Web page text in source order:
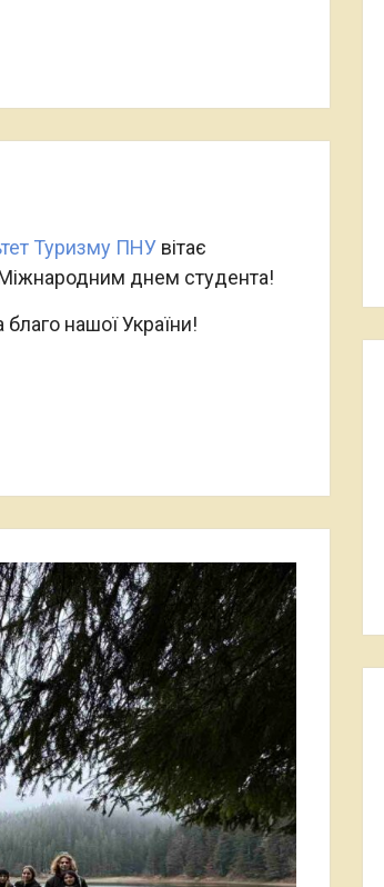
Туризму ПНУ вітає
Міжнародним днем студента!
нашої України!